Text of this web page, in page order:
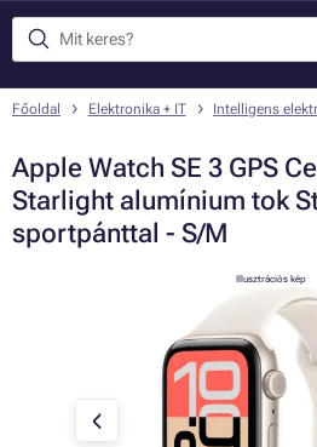
Főoldal Elektronika + IT Intelligens
Apple Watch SE 3 GPS
Starlight alumínium tok
sportpánttal - S/M
Illusztrációs kép